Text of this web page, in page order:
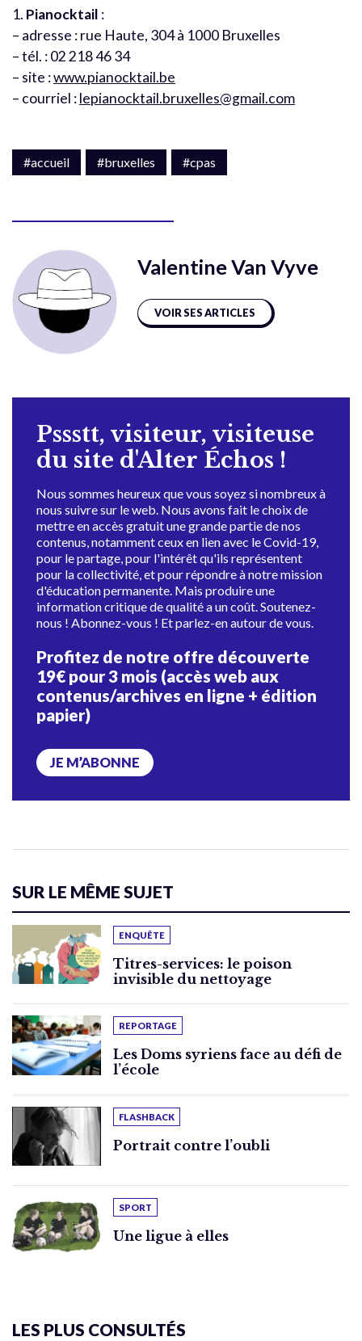
1. Pianocktail :
– adresse : rue Haute, 304 à 1000 Bruxelles
– tél. : 02 218 46 34
– site :www.pianocktail.be
– courriel :lepianocktail.bruxelles@gmail.com
#accueil #bruxelles #cpas
Valentine Van Vyve
VOIR SES ARTICLES
Pssstt, visiteur, visiteuse
du site d'Alter Échos !
Nous sommes heureux que vous soyez si nombreux à
nous suivre sur le web. Nous avons fait le choix de
mettre en accès gratuit une grande partie de nos
contenus, notamment ceux en lien avec le Covid-19,
pour le partage, pour l'intérêt qu'ils représentent
pour la collectivité, et pour répondre à notre mission
d'éducation permanente. Mais produire une
information critique de qualité a un coût. Soutenez-
nous ! Abonnez-vous ! Et parlez-en autour de vous.
Profitez de notre offre découverte
19€ pour 3 mois (accès web aux
contenus/archives en ligne + édition
papier)
JE M’ABONNE
SUR LE MÊME SUJET
ENQUÊTE
Titres-services: le poison
invisible du nettoyage
REPORTAGE
Les Doms syriens face au défi de
l’école
FLASHBACK
Portrait contre l’oubli
SPORT
Une ligue à elles
LES PLUS CONSULTÉS